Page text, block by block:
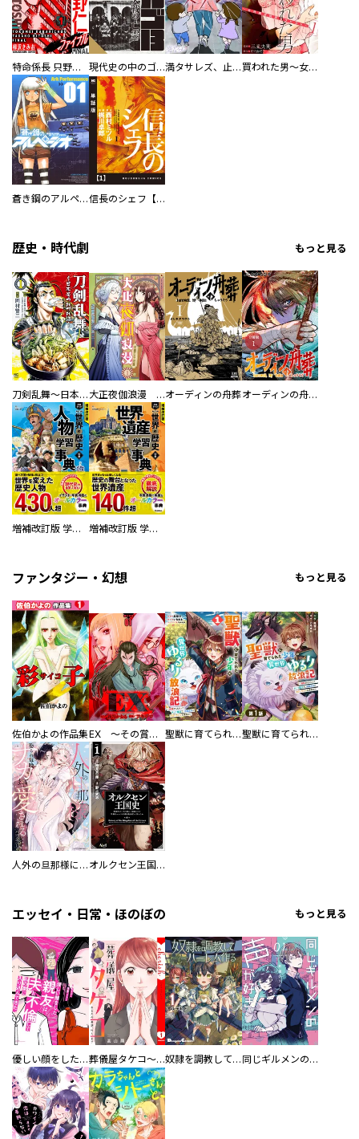
特命係長 只野仁ファイナル 愛蔵版 現代史の中のゴルゴ13 満タサレズ、止メラレズ 買われた男～女性限定快感セラピスト～【描き下ろしおまけ付き特装版】
蒼き鋼のアルペジオ 信長のシェフ【単話版】
歴史・時代劇 もっと見る
刀剣乱舞～日本号つれづれ酒～ 大正夜伽浪漫 －金曜日の花嫁—オーディンの舟葬 オーディンの舟葬 分冊版
増補改訂版 学研まんが NEW世界の歴史 別巻 人物学習事典 増補改訂版 学研まんが NEW世界の歴史 別巻 世界遺産学習事典
ファンタジー・幻想 もっと見る
佐伯かよの作品集 EX ～その賞金稼ぎは、世界の出口を探す～【単行本版】 聖獣に育てられた少年の異世界ゆるり放浪記～神様からもらったチート魔法で、仲間たちとスローライフを満喫中～ 聖獣に育てられた少年の異世界ゆるり放浪記～神様からもらったチート魔法で、仲間たちとスローライフを満喫中～【分冊版】
人外の旦那様に娶られ毎晩ナカまで愛される…。アンソロジー オルクセン王国史
エッセイ・日常・ほのぼの もっと見る
優しい顔をした親友は、夫と不倫して私の家に入り込んできた。 葬儀屋タケコ～あなたの最期、叶えます【電子単行本版】 奴隷を調教してハーレム作る 同じギルメンの声が好き